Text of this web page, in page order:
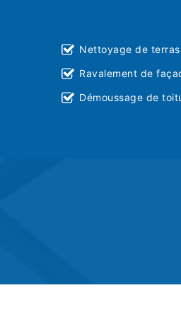
Nettoyage de
Ravalement de
Démoussage de